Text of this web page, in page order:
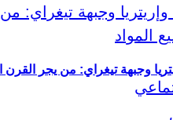
المواد
وجبهة تيغراي: من يجر